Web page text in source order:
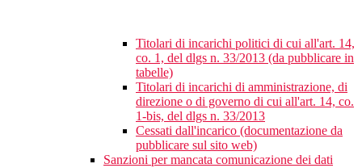
Titolari di incarichi politici di cui all'art. 14,
co. 1, del dlgs n. 33/2013 (da pubblicare in
tabelle)
Titolari di incarichi di amministrazione, di
direzione o di governo di cui all'art. 14, co.
1-bis, del dlgs n. 33/2013
Cessati dall'incarico (documentazione da
pubblicare sul sito web)
Sanzioni per mancata comunicazione dei dati